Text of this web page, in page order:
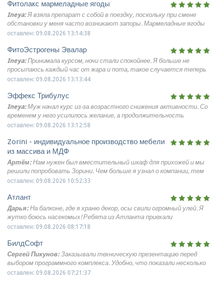
Фитолакс мармеладные ягоды
Ineya:Я взяла препарат с собой в поездку, поскольку при смене
обстановки у меня часто возникают запоры. Мармеладные ягоды
помогли восстановить привычный ритм работы кишечника
оставлен: 09.08.2026 13:14:38
ФитоЭстрогены Эвалар
Ineya:Принимала курсом, ночи стали спокойнее. Я больше не
просыпаюсь каждый час от жара и пота, такое случается теперь
намного реже. Днём чувствую себя бодрой и работоспособной,
оставлен: 09.08.2026 13:13:44
Эффекс Трибулус
Ineya:Муж начал курс из-за возрастного снижения активности. Со
временем у него усилилось желание, а продолжительность
близости увеличилась. Кроме того, он стал бодрее и увереннее
оставлен: 09.08.2026 13:12:58
Zorini - индивидуальное производство мебели
из массива и МДФ
Артём:Нам нужен был вместительный шкаф для прихожей и мы
решили попробовать Зорини. Чем больше я узнал о компании, тем
больше понял, что это настоящий производственный гигант.
провели экскурсию по цехам, показали станки, рассказали о
производстве. Руководитель Максим просто классно объяснил, как
правильно организовать внутреннее пространство, чтобы ничего
не мешало. В других компаниях такого профессионального подхода
оставлен: 09.08.2026 10:52:33
Атлант
Дарья:На балконе, где я храню декор, осы свили огромный улей. Я
жутко боюсь насекомых! Ребята из Атланта приехали
экипированные, как космонавты. Сняли это гнездо минут за 15,
быстро, четко, без лишних слов. Отличная служба, рекомендую
всем трусихам вроде меня!
оставлен: 09.08.2026 08:17:18
БилдСофт
Сергей Пикунов:Заказывали техническую презентацию перед
выбором программного комплекса. Удобно, что показали несколько
вариантов и честно объяснили, где какой продукт сильнее. После
оставлен: 09.08.2026 07:21:37